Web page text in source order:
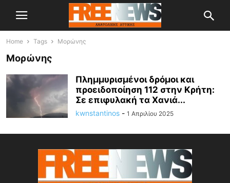
Home Tags Μορώνης
Μορώνης
Πλημμυρισμένοι δρόμοι και
προειδοποίηση 112 στην Κρήτη:
Σε επιφυλακή τα Χανιά...
kwnstantinos - 1 Απριλίου 2025